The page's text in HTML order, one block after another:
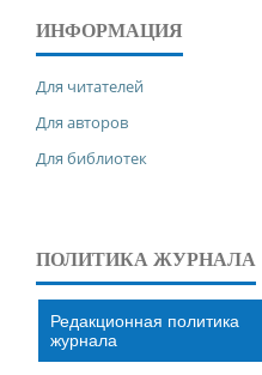
ИНФОРМАЦИЯ
Для читателей
Для авторов
Для библиотек
ПОЛИТИКА ЖУРНАЛА
Редакционная политика
журнала